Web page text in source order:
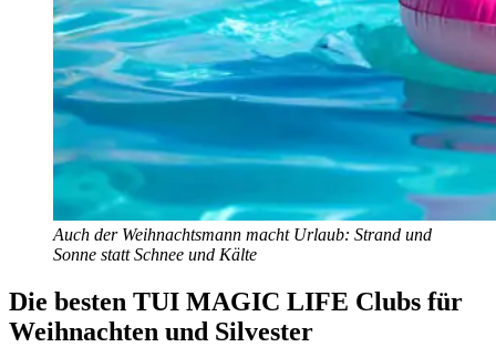
Auch der Weihnachtsmann macht Urlaub: Strand und
Sonne statt Schnee und Kälte
Die besten TUI MAGIC LIFE Clubs für
Weihnachten und Silvester